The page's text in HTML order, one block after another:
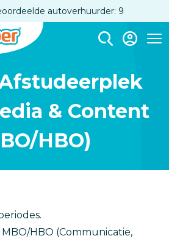
autoverhuurder: 9
& Content
HBO)
MBO/HBO (Communicatie,